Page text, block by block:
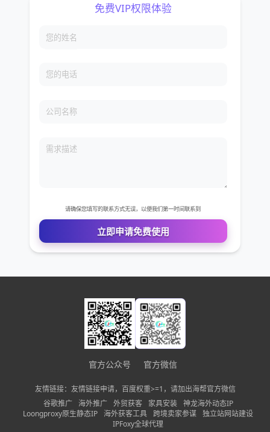
公司名称
请确保您填写的联系方式无误，以便我们第一时间联系到
立即申请免费使用
官方公众号 官方微信
友情链接：友情链接申请，百度权重>=1，请加出海帮官方微信
谷歌推广
海外推广 外贸获客 家具安装
神龙海外动态IP
Loongproxy原生静态IP 海外获客工具 跨境卖家参谋 独立站网站建设
IPFoxy全球代理